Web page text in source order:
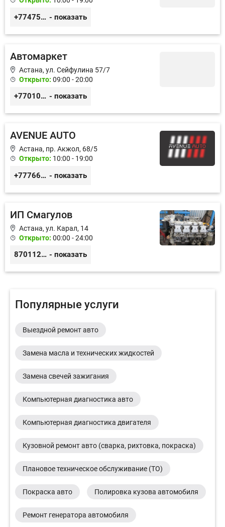
+77475551113 - показать
Автомаркет
Астана, ул. Сейфулина 57/7
Открыто: 09:00 - 20:00
+77010626565 - показать
AVENUE AUTO
Астана, пр. Акжол, 68/5
Открыто: 10:00 - 19:00
+77766857788 - показать
ИП Смагулов
Астана, ул. Карал, 14
Открыто: 00:00 - 24:00
87011245925 - показать
Популярные услуги
Выездной ремонт авто
Замена масла и технических жидкостей
Замена свечей зажигания
Компьютерная диагностика авто
Компьютерная диагностика двигателя
Кузовной ремонт авто (сварка, рихтовка, покраска)
Плановое техническое обслуживание (ТО)
Покраска авто Полировка кузова автомобиля
Ремонт генератора автомобиля